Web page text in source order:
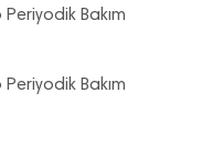
Bakım
Bakım